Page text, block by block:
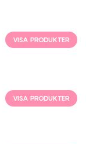
VISA PRODUKTER
VISA PRODUKTER